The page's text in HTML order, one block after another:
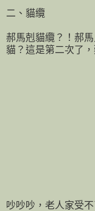
二、貓纜
郝馬剋貓纜？！郝
貓？這是第二次了
吵吵吵，老人家受